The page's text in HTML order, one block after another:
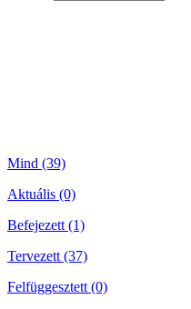
Mind (39)
Aktuális (0)
Befejezett (1)
Tervezett (37)
Felfüggesztett (0)